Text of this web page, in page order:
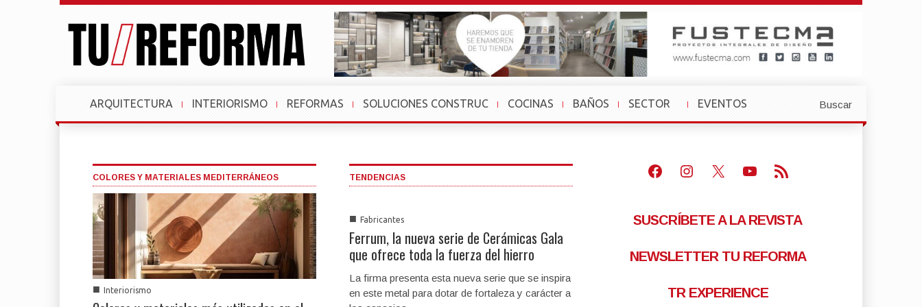
ARQUITECTURA INTERIORISMO REFORMAS SOLUCIONES CONSTRUC COCINAS BAÑOS
SECTOR
»
EVENTOS
»
Buscar
COLORES Y MATERIALES MEDITERRÁNEOS
■ Interiorismo
TENDENCIAS
■ Fabricantes
Ferrum, la nueva serie de Cerámicas Gala
que ofrece toda la fuerza del hierro
La firma presenta esta nueva serie que se inspira
en este metal para dotar de fortaleza y carácter a
Facebook
Instagram
X Youtube
Feed RSS
SUSCRÍBETE A LA REVISTA
NEWSLETTER TU REFORMA
TR EXPERIENCE